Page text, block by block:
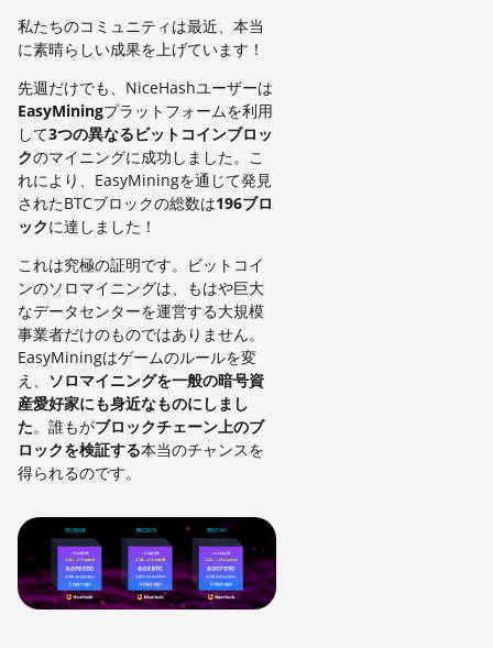
私たちのコミュニティは最近、本当
に素晴らしい成果を上げています！
先週だけでも、NiceHashユーザーは
EasyMiningプラットフォームを利用
して3つの異なるビットコインブロッ
クのマイニングに成功しました。こ
れにより、EasyMiningを通じて発見
されたBTCブロックの総数は196ブロ
ックに達しました！
これは究極の証明です。ビットコイ
ンのソロマイニングは、もはや巨大
なデータセンターを運営する大規模
事業者だけのものではありません。
EasyMiningはゲームのルールを変
え、
ソロマイニングを一般の暗号資
産愛好家にも身近なものにしまし
た。誰もがブロックチェーン上のブ
ロックを検証する本当のチャンスを
得られるのです。